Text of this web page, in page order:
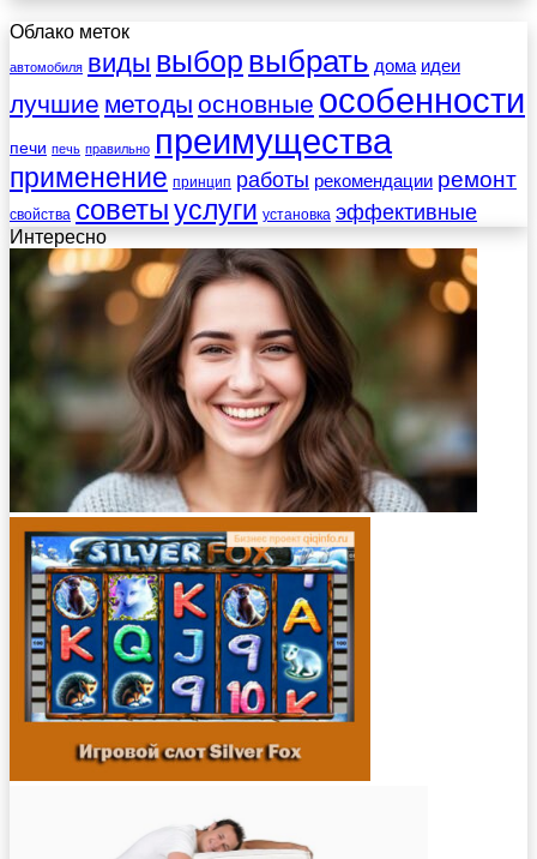
Облако меток
автомобиля виды выбор выбрать дома идеи
лучшие методы основные особенности
печи печь правильно преимущества
применение принцип работы рекомендации ремонт
свойства советыуслуги установка эффективные
Интересно